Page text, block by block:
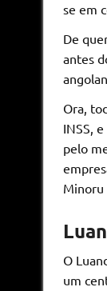
se em
De
antes
Ora,
INSS,
pelo
Minoru
O
um